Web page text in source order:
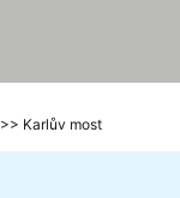
Karlův most